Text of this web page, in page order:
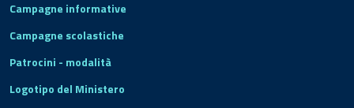
Campagne informative
Campagne scolastiche
Patrocini - modalità
Logotipo del Ministero